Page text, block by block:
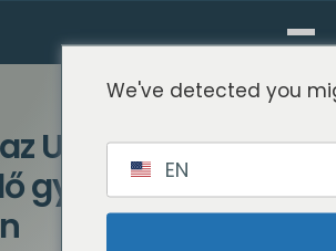
USA-ba
gyártóknak
We've detected you
EN